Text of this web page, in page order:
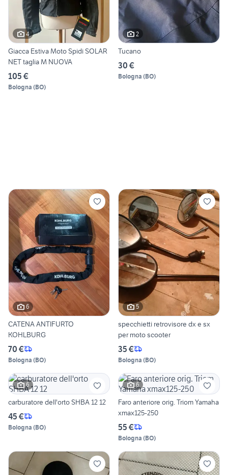
4
Giacca Estiva Moto Spidi SOLAR
NET taglia M NUOVA
105 €
Bologna (BO)
2
Tucano
30 €
Bologna (BO)
6
CATENA ANTIFURTO
KOHLBURG
70 €
Bologna (BO)
5
specchietti retrovisore dx e sx
per moto scooter
35 €
Bologna (BO)
6
carburatore dell'orto SHBA 12 12
45 €
Bologna (BO)
6
Faro anteriore orig. Triom Yamaha
xmax125-250
55 €
Bologna (BO)